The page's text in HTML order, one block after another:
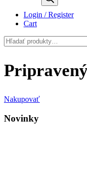
Login / Register
Cart
Nakupovať
Novinky